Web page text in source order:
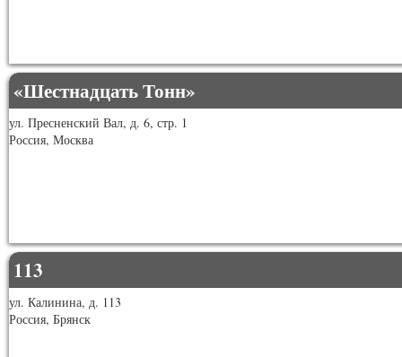
«Шестнадцать Тонн»
ул. Пресненский Вал, д. 6, стр. 1
Россия, Москва
113
ул. Калинина, д. 113
Россия, Брянск